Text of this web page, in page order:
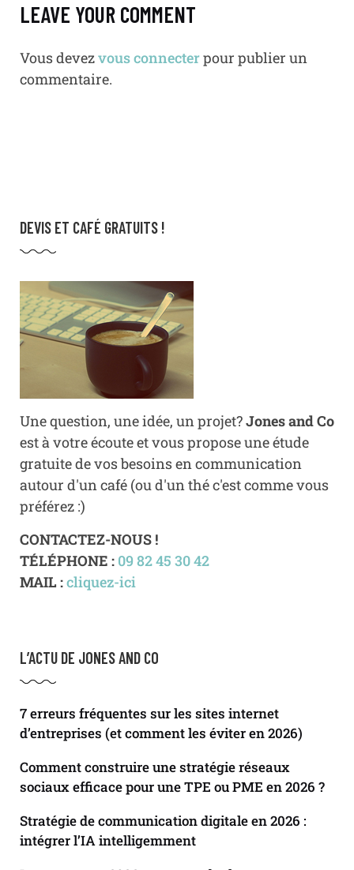
LEAVE YOUR COMMENT
Vous devezvous connecterpour publier un
commentaire.
DEVIS ET CAFÉ GRATUITS !
Une question, une idée, un projet?Jones and Co
est à votre écoute et vous propose une étude
gratuite de vos besoins en communication
autour d'un café (ou d'un thé c'est comme vous
préférez :)
CONTACTEZ-NOUS !
TÉLÉPHONE : 09 82 45 30 42
MAIL :cliquez-ici
L’ACTU DE JONES AND CO
7 erreurs fréquentes sur les sites internet
d’entreprises (et comment les éviter en 2026)
Comment construire une stratégie réseaux
sociaux efficace pour une TPE ou PME en 2026 ?
Stratégie de communication digitale en 2026 :
intégrer l’IA intelligemment